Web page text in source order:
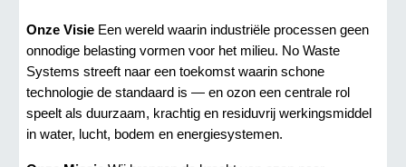
Onze Visie Een wereld waarin industriële processen geen
onnodige belasting vormen voor het milieu. No Waste
Systems streeft naar een toekomst waarin schone
technologie de standaard is — en ozon een centrale rol
speelt als duurzaam, krachtig en residuvrij werkingsmiddel
in water, lucht, bodem en energiesystemen.